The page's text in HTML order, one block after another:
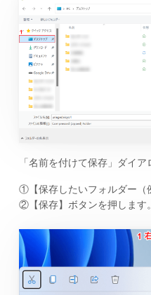
「名前を付けて保存」ダイ
①【保存したいフォルダー（
②【保存】ボタンを押します。